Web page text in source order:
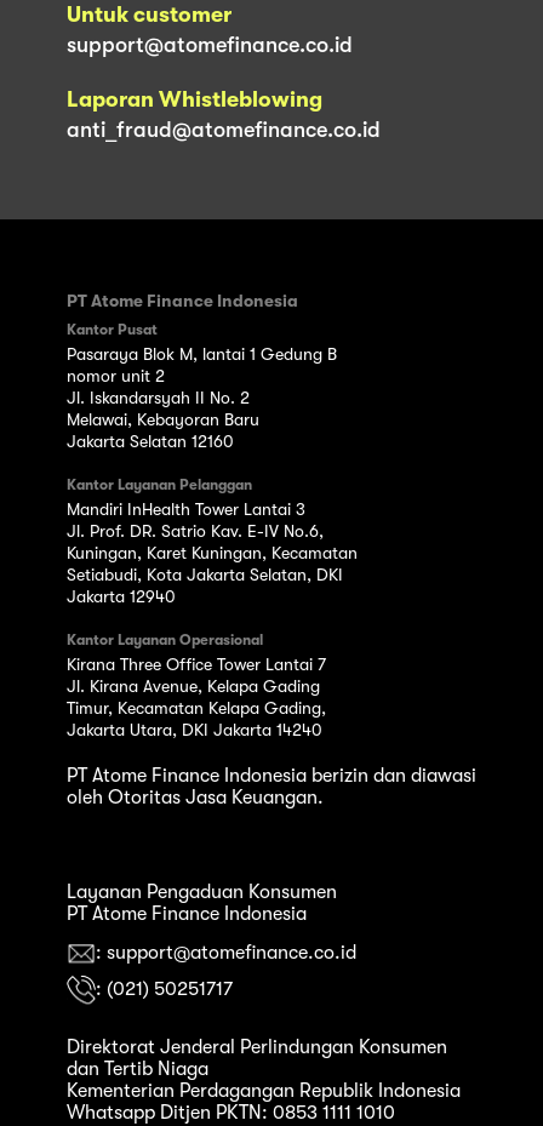
Untuk customer
support@atomefinance.co.id
Laporan Whistleblowing
anti_fraud@atomefinance.co.id
PT Atome Finance Indonesia
Kantor Pusat
Pasaraya Blok M, lantai 1 Gedung B
nomor unit 2
Jl. Iskandarsyah II No. 2
Melawai, Kebayoran Baru
Jakarta Selatan 12160
Kantor Layanan Pelanggan
Mandiri InHealth Tower Lantai 3
Jl. Prof. DR. Satrio Kav. E-IV No.6,
Kuningan, Karet Kuningan, Kecamatan
Setiabudi, Kota Jakarta Selatan, DKI
Jakarta 12940
Kantor Layanan Operasional
Kirana Three Office Tower Lantai 7
Jl. Kirana Avenue, Kelapa Gading
Timur, Kecamatan Kelapa Gading,
Jakarta Utara, DKI Jakarta 14240
PT Atome Finance Indonesia berizin dan diawasi
oleh Otoritas Jasa Keuangan.
Layanan Pengaduan Konsumen
PT Atome Finance Indonesia
: support@atomefinance.co.id
: (021) 50251717
Direktorat Jenderal Perlindungan Konsumen
dan Tertib Niaga
Kementerian Perdagangan Republik Indonesia
Whatsapp Ditjen PKTN: 0853 1111 1010